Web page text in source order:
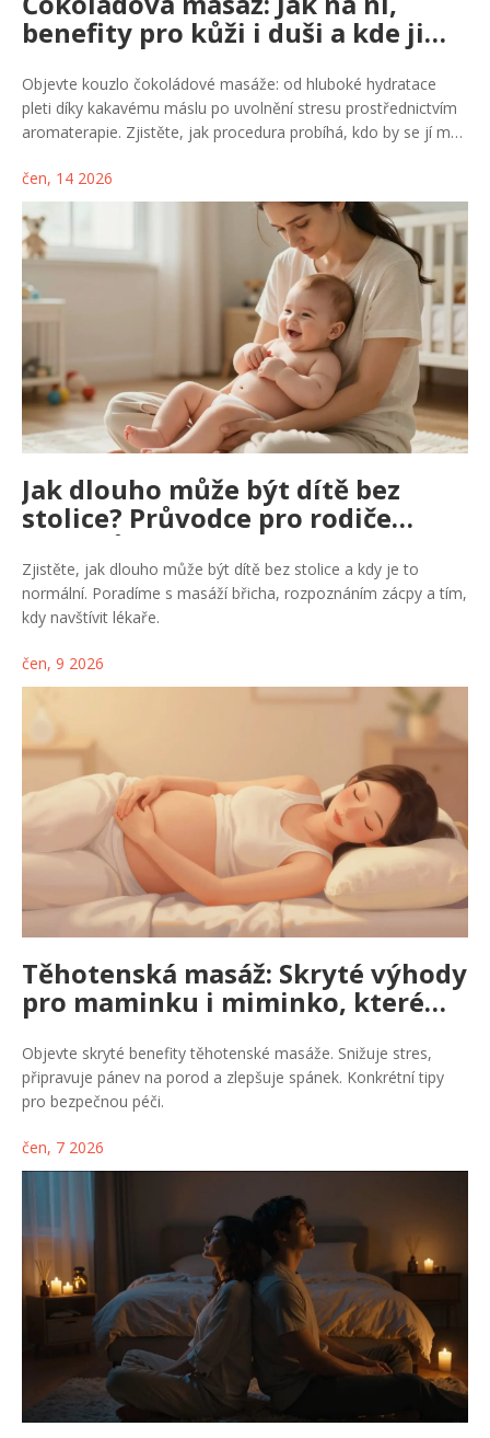
benefity pro kůži i duši a kde ji
Objevte kouzlo čokoládové masáže: od hluboké hydratace
pleti díky kakavému máslu po uvolnění stresu prostřednictvím
aromaterapie. Zjistěte, jak procedura probíhá, kdo by se jí měl
čen, 14 2026
Jak dlouho může být dítě bez
stolice? Průvodce pro rodiče
kojenců a batolat
Zjistěte, jak dlouho může být dítě bez stolice a kdy je to
normální. Poradíme s masáží břicha, rozpoznáním zácpy a tím,
kdy navštívit lékaře.
čen, 9 2026
Těhotenská masáž: Skryté výhody
pro maminku i miminko, které
jste neznali
Objevte skryté benefity těhotenské masáže. Snižuje stres,
připravuje pánev na porod a zlepšuje spánek. Konkrétní tipy
pro bezpečnou péči.
čen, 7 2026